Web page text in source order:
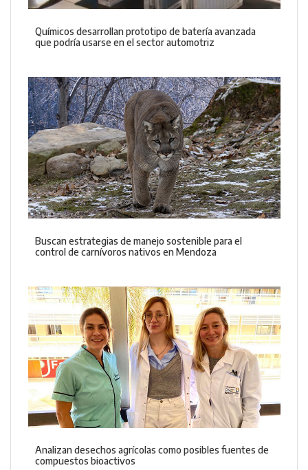
Químicos desarrollan prototipo de batería avanzada
que podría usarse en el sector automotriz
Buscan estrategias de manejo sostenible para el
control de carnívoros nativos en Mendoza
Analizan desechos agrícolas como posibles fuentes de
compuestos bioactivos